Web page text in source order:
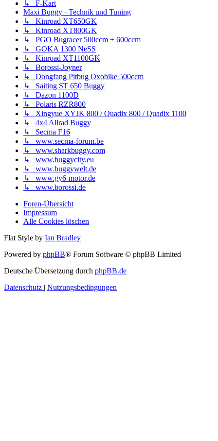
↳ F-Kart
Maxi Buggy - Technik und Tuning
↳ Kinroad XT650GK
↳ Kinroad XT800GK
↳ PGO Bugracer 500ccm + 600ccm
↳ GOKA 1300 NeSS
↳ Kinroad XT1100GK
↳ Borossi-Joyner
↳ Dongfang Pitbug Oxobike 500ccm
↳ Saiting ST 650 Buggy
↳ Dazon 1100D
↳ Polaris RZR800
↳ Xingyue XYJK 800 / Quadix 800 / Quadix 1100
↳ 4x4 Allrad Buggy
↳ Secma F16
↳ www.secma-forum.be
↳ www.sharkbuggy.com
↳ www.buggycity.eu
↳ www.buggywelt.de
↳ www.gy6-motor.de
↳ www.borossi.de
Foren-Übersicht
Impressum
Alle Cookies löschen
Flat Style by Ian Bradley
Powered by phpBB® Forum Software © phpBB Limited
Deutsche Übersetzung durch phpBB.de
Datenschutz | Nutzungsbedingungen